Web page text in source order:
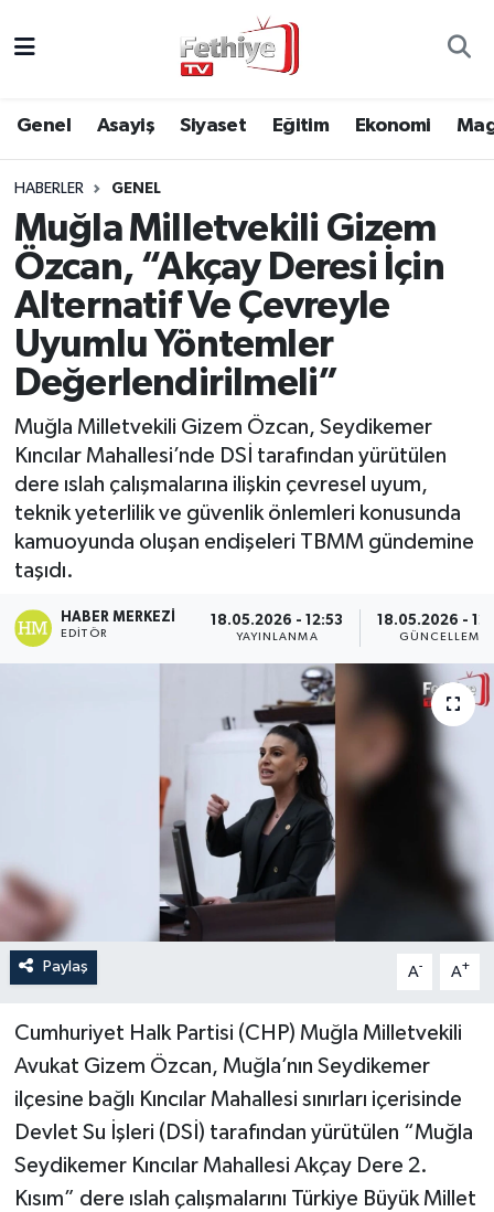
Genel Asayiş Siyaset Eğitim Ekonomi
HABERLER GENEL
Muğla Milletvekili Gizem
Özcan, “Akçay Deresi İçin
Alternatif Ve Çevreyle
Uyumlu Yöntemler
Değerlendirilmeli”
Muğla Milletvekili Gizem Özcan, Seydikemer
Kıncılar Mahallesi’nde DSİ tarafından yürütülen
dere ıslah çalışmalarına ilişkin çevresel uyum,
teknik yeterlilik ve güvenlik önlemleri konusunda
kamuoyunda oluşan endişeleri TBMM gündemine
taşıdı.
HABER MERKEZI
EDITÖR
18.05.2026 - 12:53
YAYINLANMA
18.05.2026 -
GÜNCELLEME
Paylaş A- A+
Cumhuriyet Halk Partisi (CHP) Muğla Milletvekili
Avukat Gizem Özcan, Muğla’nın Seydikemer
ilçesine bağlı Kıncılar Mahallesi sınırları içerisinde
Devlet Su İşleri (DSİ) tarafından yürütülen “Muğla
Seydikemer Kıncılar Mahallesi Akçay Dere 2.
Kısım” dere ıslah çalışmalarını Türkiye Büyük Millet
Asayiş
Eğitim
Ekonomi
Kültür
Magazin
Spor
Turizm
Muğla Hava Durumu
Muğla Namaz Vakitleri
Muğla Trafik Yoğunluk Haritası
Süper Lig Puan Durumu ve Fikstür
Tüm Manşetler
Son Dakika Haberleri
Haber Arşivi